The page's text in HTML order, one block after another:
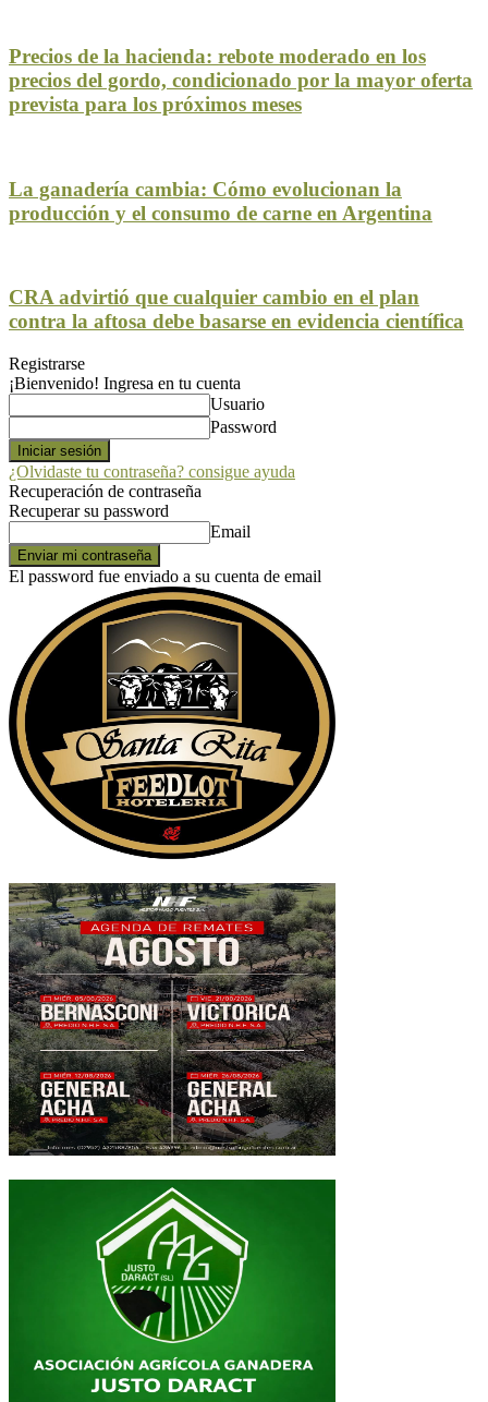
Precios de la hacienda: rebote moderado en los
precios del gordo, condicionado por la mayor oferta
prevista para los próximos meses
La ganadería cambia: Cómo evolucionan la
producción y el consumo de carne en Argentina
CRA advirtió que cualquier cambio en el plan
contra la aftosa debe basarse en evidencia científica
Registrarse
¡Bienvenido! Ingresa en tu cuenta
Usuario
Password
¿Olvidaste tu contraseña? consigue ayuda
Recuperación de contraseña
Recuperar su password
Email
El password fue enviado a su cuenta de email